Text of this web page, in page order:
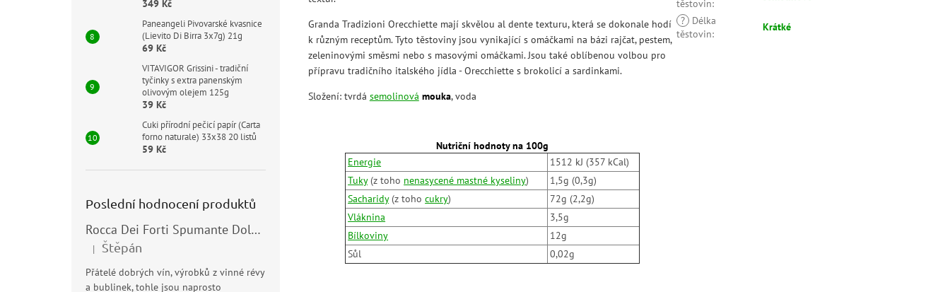
349 Kč
Paneangeli Pivovarské kvasnice
(Lievito Di Birra 3x7g) 21g
69 Kč
VITAVIGOR Grissini - tradiční
tyčinky s extra panenským
olivovým olejem 125g
39 Kč
Cuki přírodní pečicí papír (Carta
forno naturale) 33x38 20 listů
59 Kč
Poslední hodnocení produktů
Rocca Dei Forti Spumante Dolce 11,5% 0,75l
Hodnocení produktu je 5 z 5 hvězdiček.
| Štěpán
Přátelé dobrých vín, výrobků z vinné révy
a bublinek, tohle jsou naprosto
Granda Tradizioni Orecchiette mají skvělou al dente texturu, která se dokonale hodí
k různým receptům. Tyto těstoviny jsou vynikající s omáčkami na bázi rajčat, pestem,
zeleninovými směsmi nebo s masovými omáčkami. Jsou také oblíbenou volbou pro
přípravu tradičního italského jídla - Orecchiette s brokolicí a sardinkami.
Složení: tvrdá semolinová mouka, voda
Nutriční hodnoty na 100g
Energie
1512 kJ (357 kCal)
Tuky(z toho nenasycené mastné kyseliny)
1,5g (0,3g)
Sacharidy(z tohocukry)
72g (2,2g)
Vláknina
3,5g
Bílkoviny
12g
Sůl
0,02g
těstovin:
?
Délka
těstovin:
Krátké